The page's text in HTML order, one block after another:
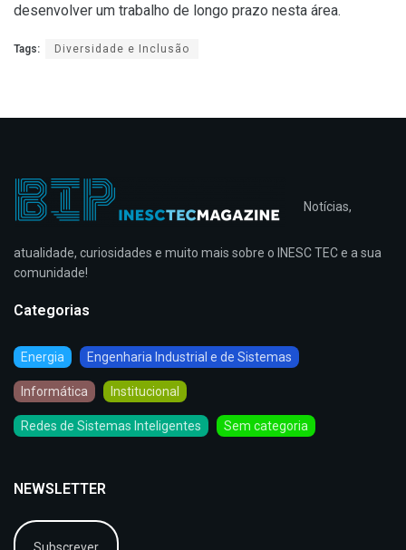
desenvolver um trabalho de longo prazo nesta área.
Tags: Diversidade e Inclusão
Notícias,
atualidade, curiosidades e muito mais sobre o INESC TEC e a sua
comunidade!
Categorias
Energia Engenharia Industrial e de Sistemas
Informática Institucional
Redes de Sistemas Inteligentes Sem categoria
NEWSLETTER